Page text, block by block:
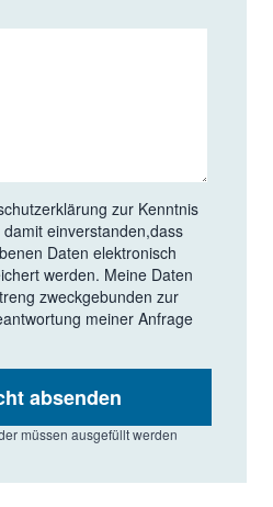
zur Kenntnis
einverstanden,dass
Daten elektronisch
werden. Meine Daten
zweckgebunden zur
meiner Anfrage
absenden
müssen ausgefüllt werden